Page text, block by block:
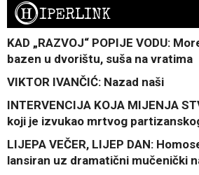
HIPERLINK
KAD „RAZVOJ“ POPIJE VODU:
bazen u dvorištu, suša na vratima
VIKTOR IVANČIĆ: Nazad naši
INTERVENCIJA KOJA MIJENJA
koji je izvukao mrtvog
LIJEPA VEČER, LIJEP DAN:
lansiran uz dramatični mučenički